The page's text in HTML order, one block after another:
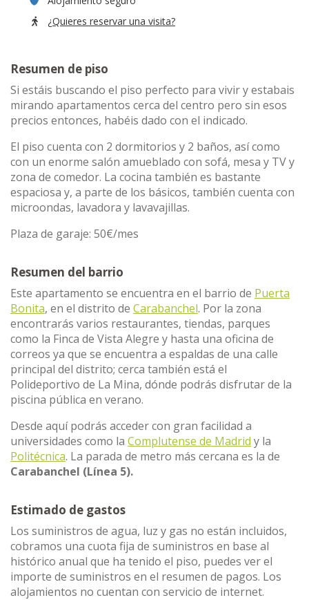
¿Quieres reservar una visita?
Resumen de piso
Si estáis buscando el piso perfecto para vivir y estabais
mirando apartamentos cerca del centro pero sin esos
precios entonces, habéis dado con el indicado.
El piso cuenta con 2 dormitorios y 2 baños, así como
con un enorme salón amueblado con sofá, mesa y TV y
zona de comedor. La cocina también es bastante
espaciosa y, a parte de los básicos, también cuenta con
microondas, lavadora y lavavajillas.
Plaza de garaje: 50€/mes
Resumen del barrio
Este apartamento se encuentra en el barrio de Puerta
Bonita, en el distrito de Carabanchel. Por la zona
encontrarás varios restaurantes, tiendas, parques
como la Finca de Vista Alegre y hasta una oficina de
correos ya que se encuentra a espaldas de una calle
principal del distrito; cerca también está el
Polideportivo de La Mina, dónde podrás disfrutar de la
piscina pública en verano.
Desde aquí podrás acceder con gran facilidad a
universidades como la Complutense de Madrid y la
Politécnica. La parada de metro más cercana es la de
Carabanchel (Línea 5).
Estimado de gastos
Los suministros de agua, luz y gas no están incluidos,
cobramos una cuota fija de suministros en base al
histórico anual que ha tenido el piso, puedes ver el
importe de suministros en el resumen de pagos. Los
alojamientos no cuentan con servicio de internet.